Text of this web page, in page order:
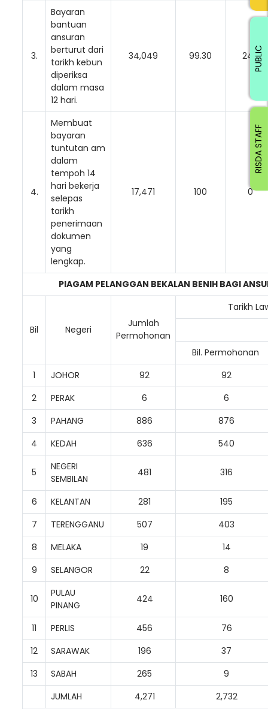
3.
Bayaran
bantuan
ansuran
berturut dari
tarikh kebun
diperiksa
dalam masa
12 hari.
34,049 99.30 240
4.
Membuat
bayaran
tuntutan am
dalam
tempoh 14
hari bekerja
selepas
tarikh
penerimaan
dokumen
yang
lengkap.
17,471 100 0
PIAGAM PELANGGAN BEKALAN BENIH BAGI
Bil Negeri
Jumlah
Permohonan
Tarikh
Bil. Permohonan
1
JOHOR 92
92
2
PERAK 6
6
3
PAHANG 886
876
4
KEDAH 636 540
5
NEGERI
SEMBILAN
481 316
6 KELANTAN 281
195
7
TERENGGANU 507
403
8
MELAKA 19
14
9
SELANGOR 22 8
10
PULAU
PINANG
424 160
11 PERLIS 456
76
12
SARAWAK 196
37
13
SABAH 265
9
JUMLAH
4,271 2,732
RISDA STAFF
PUBLIC